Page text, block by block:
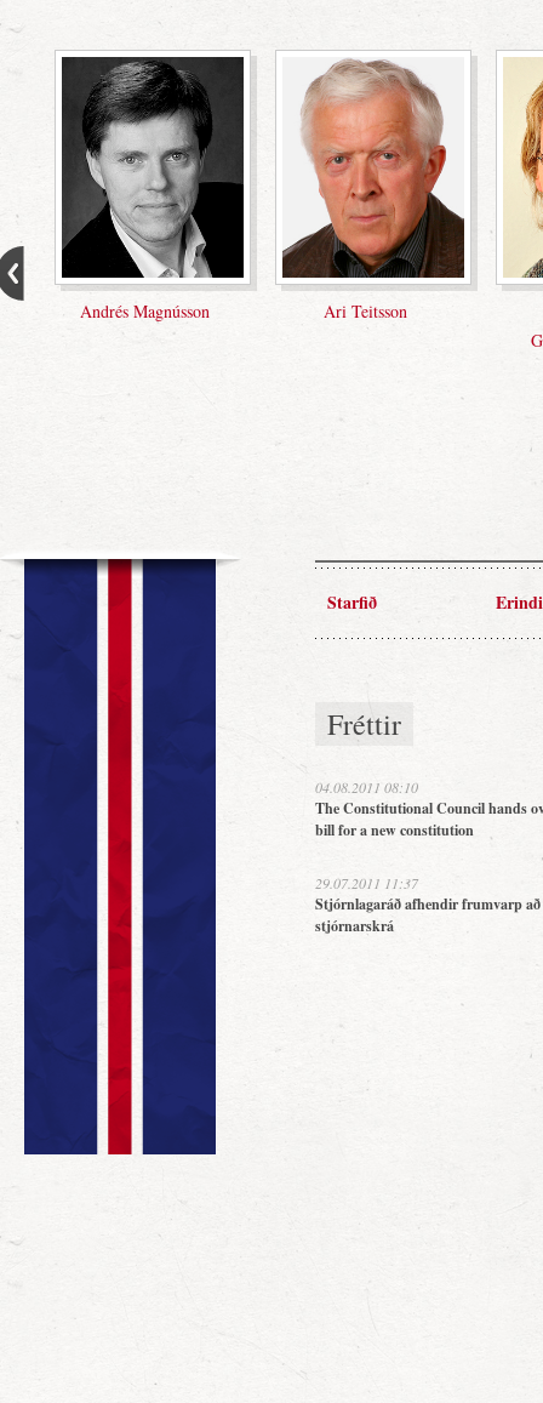
Eiríkur Bergmann
Einarsson
Erlingur Sigurðarson
Starfið Erindi
Fréttir
04.08.2011 08:10
The Constitutional Council hands
bill for a new constitution
29.07.2011 11:37
Stjórnlagaráð afhendir frumvarp
stjórnarskrá